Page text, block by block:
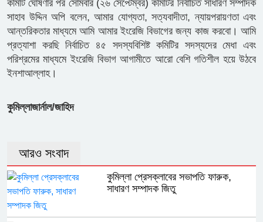
কমিটি ঘোষণার পর সোমবার (২৬ সেপ্টেম্বর) কমিটির নির্বাচিত সাধারণ সম্পাদক
সাহাব উদ্দিন অপি বলেন, আমার যোগ্যতা, সত্যবাদীতা, ন্যায়পরায়ণতা এবং
আন্তরিকতার মাধ্যমে আমি আমার ইংরেজি বিভাগের জন্য কাজ করবো। আমি
প্রত্যাশা করছি নির্বাচিত ৪৫ সদস্যবিশিষ্ট কমিটির সদস্যদের মেধা এবং
পরিশ্রমের মাধ্যমে ইংরেজি বিভাগ আগামীতে আরো বেশি গতিশীল হয়ে উঠবে
ইনশাআল্লাহ।
কুমিল্লাজার্নাল/জাহিদ
আরও সংবাদ
কুমিল্লা প্রেসক্লাবের সভাপতি ফারুক,
সাধারণ সম্পাদক জিতু